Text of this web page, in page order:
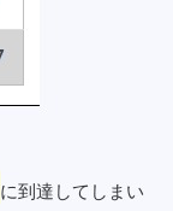
に到達してしまい